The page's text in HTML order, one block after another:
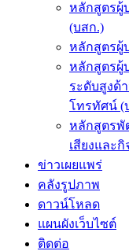
หลักสูตรผู้
(บสก.)
หลักสูตรผู้
หลักสูตรผู้
ระดับสูงด้
โทรทัศน์ (
หลักสูตรพั
เสียงและกิ
ข่าวเผยแพร่
คลังรูปภาพ
ดาวน์โหลด
แผนผังเว็บไซต์
ติดต่อ